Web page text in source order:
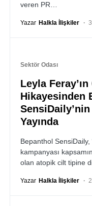
veren PR…
Yazar Halkla İlişkiler
Sektör Odası
Leyla
Hikayesinden
Yayında
Bepanthol
kampanyası
olan atopik cilt tipine
Yazar Halkla İlişkiler